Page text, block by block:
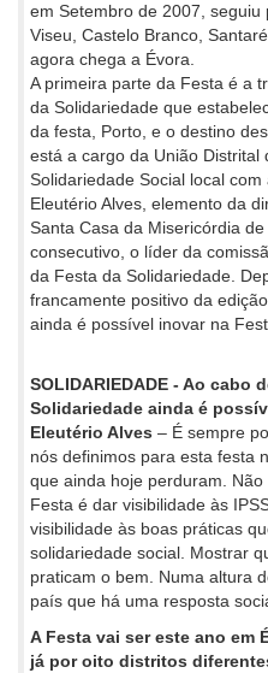
em Setembro de 2007,
Viseu, Castelo Branco,
agora chega a Évora.
A primeira parte da Festa é a
da Solidariedade que
da festa, Porto, e o destino
está a cargo da União Distrital
Solidariedade Social local com
Eleutério Alves, elemento da
Santa Casa da Misericórdia
consecutivo, o líder da
da Festa da Solidariedade.
francamente positivo da
ainda é possível inovar na
SOLIDARIEDADE - Ao cabo
Solidariedade ainda é
Eleutério Alves – É sempre
nós definimos para esta festa
que ainda hoje perduram.
Festa é dar visibilidade às
visibilidade às boas práticas
solidariedade social. Mostrar
praticam o bem. Numa altura
país que há uma resposta
A Festa vai ser este ano em
já por oito distritos